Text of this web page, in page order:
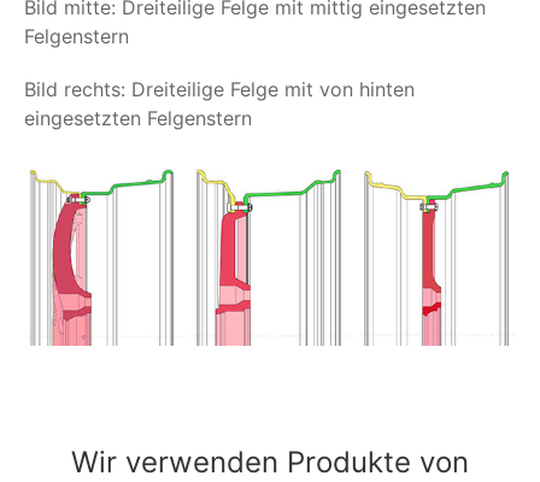
Bild mitte: Dreiteilige Felge mit mittig eingesetzten
Felgenstern
Bild rechts: Dreiteilige Felge mit von hinten
eingesetzten Felgenstern
Wir verwenden Produkte von